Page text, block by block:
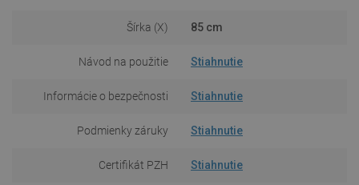
Šírka (X) 85 cm
Návod na použitie Stiahnutie
Informácie o bezpečnosti Stiahnutie
Podmienky záruky Stiahnutie
Certifikát PZH Stiahnutie